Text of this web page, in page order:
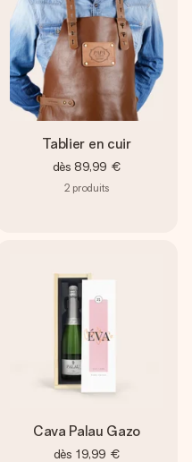
Tablier en cuir
dès 89,99 €
2 produits
Cava Palau Gazo
dès 19,99 €